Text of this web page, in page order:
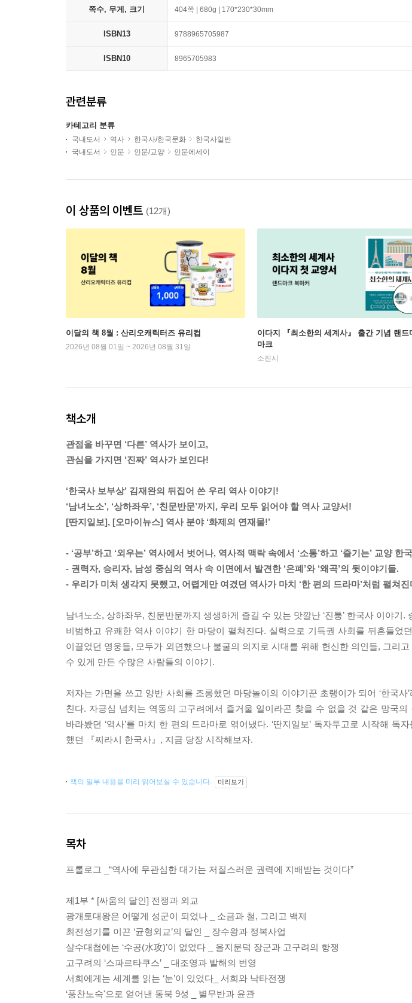
쪽수, 무게, 크기 404쪽 | 680g | 170*230*30mm
ISBN13 9788965705987
ISBN10 8965705983
관련분류
카테고리 분류
국내도서 역사 한국사/한국문화
한국사일반
국내도서
인문 인문/교양 인문에세이
이 상품의 이벤트 (12개)
이달의 책 8월 : 산리오캐릭터즈 유리컵
2026년 08월 01일 ~ 2026년 08월 31일
이다지 『최소한의 세계사』 출간 기념 랜드
마크
소진시
책소개
관점을 바꾸면 ‘다른’ 역사가 보이고,
관심을 가지면 ‘진짜’ 역사가 보인다!
‘한국사 보부상’ 김재완의 뒤집어 쓴 우리 역사 이야기!
‘남녀노소’, ‘상하좌우’, ‘친문반문’까지, 우리 모두 읽어야 할 역사 교양서!
[딴지일보], [오마이뉴스] 역사 분야 ‘화제의 연재물!’
- ‘공부’하고 ‘외우는’ 역사에서 벗어나, 역사적 맥락 속에서 ‘소통’하고 ‘즐기는’ 교양 한
- 권력자, 승리자, 남성 중심의 역사 속 이면에서 발견한 ‘은폐’와 ‘왜곡’의 뒷이야기들.
- 우리가 미처 생각지 못했고, 어렵게만 여겼던 역사가 마치 ‘한 편의 드라마’처럼 펼쳐진
남녀노소, 상하좌우, 친문반문까지 생생하게 즐길 수 있는 맛깔난 ‘진퉁’ 한국사 이야기.
비범하고 유쾌한 역사 이야기 한 마당이 펼쳐진다. 실력으로 기득권 사회를 뒤흔들었
이끌었던 영웅들, 모두가 외면했으나 불굴의 의지로 시대를 위해 헌신한 의인들, 그리
수 있게 만든 수많은 사람들의 이야기.
저자는 가면을 쓰고 양반 사회를 조롱했던 마당놀이의 이야기꾼 초랭이가 되어 ‘한국
친다. 자긍심 넘치는 역동의 고구려에서 즐거울 일이라곤 찾을 수 없을 것 같은 망국
바라봤던 ‘역사’를 마치 한 편의 드라마로 엮어냈다. ‘딴지일보’ 독자투고로 시작해 독
했던 『찌라시 한국사』, 지금 당장 시작해보자.
책의 일부 내용을 미리 읽어보실 수 있습니다. 미리보기
목차
프롤로그 _“역사에 무관심한 대가는 저질스러운 권력에 지배받는 것이다”
제1부 * [싸움의 달인] 전쟁과 외교
광개토대왕은 어떻게 성군이 되었나 _ 소금과 철, 그리고 백제
최전성기를 이끈 ‘균형외교’의 달인 _ 장수왕과 정복사업
살수대첩에는 ‘수공(水攻)’이 없었다 _ 을지문덕 장군과 고구려의 항쟁
고구려의 ‘스파르타쿠스’ _ 대조영과 발해의 번영
서희에게는 세계를 읽는 ‘눈’이 있었다_ 서희와 낙타전쟁
‘풍찬노숙'으로 얻어낸 동북 9성 _ 별무반과 윤관